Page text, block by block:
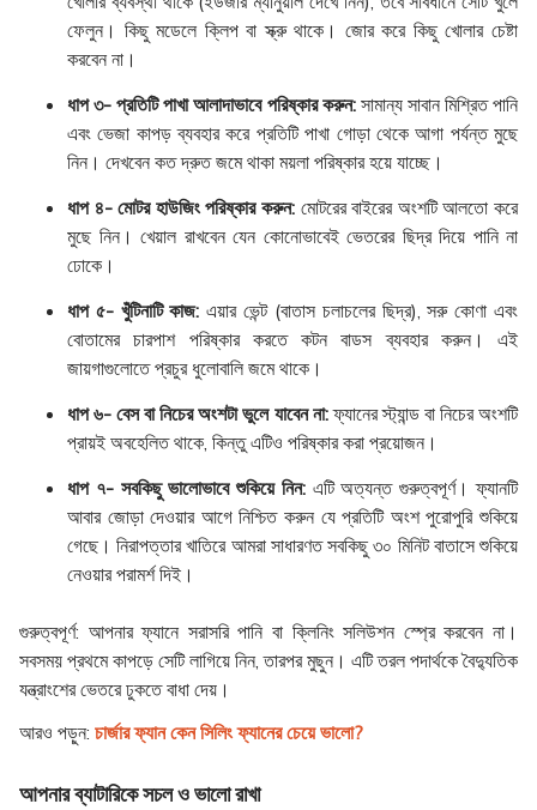
ফেলুন। কিছু মডেলে ক্লিপ বা স্ক্রু থাকে। জোর করে কিছু খোলার চেষ্টা
করবেন না।
ধাপ ৩- প্রতিটি পাখা আলাদাভাবে পরিষ্কার করুন: সামান্য সাবান মিশ্রিত পানি
এবং ভেজা কাপড় ব্যবহার করে প্রতিটি পাখা গোড়া থেকে আগা পর্যন্ত মুছে
নিন। দেখবেন কত দ্রুত জমে থাকা ময়লা পরিষ্কার হয়ে যাচ্ছে।
ধাপ ৪- মোটর হাউজিং পরিষ্কার করুন: মোটরের বাইরের অংশটি আলতো করে
মুছে নিন। খেয়াল রাখবেন যেন কোনোভাবেই ভেতরের ছিদ্র দিয়ে পানি না
ঢোকে।
ধাপ ৫- খুঁটিনাটি কাজ: এয়ার ভেন্ট (বাতাস চলাচলের ছিদ্র), সরু কোণা এবং
বোতামের চারপাশ পরিষ্কার করতে কটন বাডস ব্যবহার করুন। এই
জায়গাগুলোতে প্রচুর ধুলোবালি জমে থাকে।
ধাপ ৬- বেস বা নিচের অংশটা ভুলে যাবেন না: ফ্যানের স্ট্যান্ড বা নিচের অংশটি
প্রায়ই অবহেলিত থাকে, কিন্তু এটিও পরিষ্কার করা প্রয়োজন।
ধাপ ৭- সবকিছু ভালোভাবে শুকিয়ে নিন: এটি অত্যন্ত গুরুত্বপূর্ণ। ফ্যানটি
আবার জোড়া দেওয়ার আগে নিশ্চিত করুন যে প্রতিটি অংশ পুরোপুরি শুকিয়ে
গেছে। নিরাপত্তার খাতিরে আমরা সাধারণত সবকিছু ৩০ মিনিট বাতাসে শুকিয়ে
নেওয়ার পরামর্শ দিই।
গুরুত্বপূর্ণ: আপনার ফ্যানে সরাসরি পানি বা ক্লিনিং সলিউশন স্প্রে করবেন না।
সবসময় প্রথমে কাপড়ে সেটি লাগিয়ে নিন, তারপর মুছুন। এটি তরল পদার্থকে বৈদ্যুতিক
যন্ত্রাংশের ভেতরে ঢুকতে বাধা দেয়।
আরও পড়ুন: চার্জার ফ্যান কেন সিলিং ফ্যানের চেয়ে ভালো?
আপনার ব্যাটারিকে সচল ও ভালো রাখা